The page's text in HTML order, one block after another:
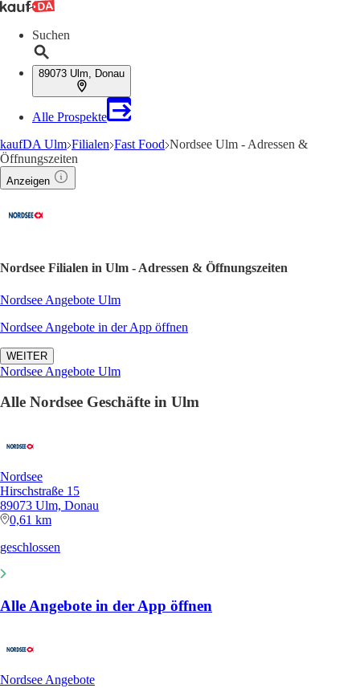
Suchen
89073 Ulm, Donau
Alle Prospekte
kaufDA Ulm Filialen Fast Food Nordsee Ulm - Adressen &
Öffnungszeiten
Anzeigen
Nordsee Filialen in Ulm - Adressen & Öffnungszeiten
Nordsee Angebote Ulm
Nordsee Angebote in der App öffnen
WEITER
Nordsee Angebote Ulm
Alle Nordsee Geschäfte in Ulm
Nordsee
Hirschstraße 15
89073 Ulm, Donau
0,61 km
geschlossen
Alle Angebote in der App öffnen
Nordsee Angebote